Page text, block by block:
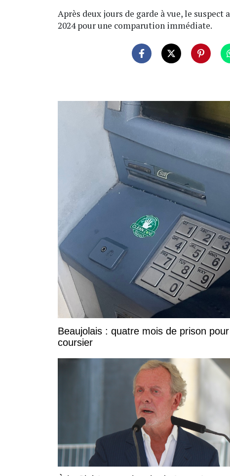
Après deux jours de garde à vue, le suspect
2024 pour une comparution immédiate.
Beaujolais : quatre mois de prison
coursier